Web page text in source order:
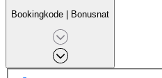
Bookingkode | Bonusnat